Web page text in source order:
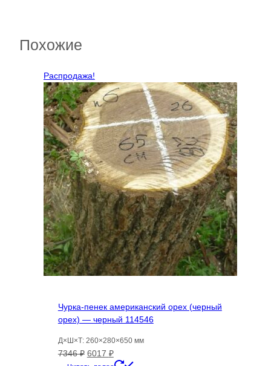
Похожие
Распродажа!
Чурка-пенек американский орех (черный
орех) — черный 114546
Д×Ш×Т: 260×280×650 мм
7346₽ Первоначальная
6017 ₽Текущая